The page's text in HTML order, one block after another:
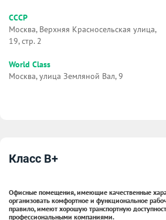
СССР
Москва, Верхняя Красносельская улица,
19, стр. 2
World Class
Москва, улица Земляной Вал, 9
Класс B+
Офисные помещения, имеющие качественные
организовать комфортное и функциональное
правило, имеют хорошую транспортную
профессиональными компаниями.